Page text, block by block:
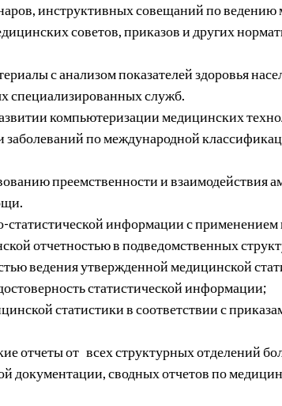
инструктивных совещаний по ведению
советов, приказов и других
с анализом показателей здоровья
специализированных служб.
компьютеризации медицинских
по международной
преемственности и взаимодействия
информации с применением
отчетностью в подведомственных
ведения утвержденной медицинской
статистической информации;
статистики в соответствии с
отчеты от всех структурных отделений
документации, сводных отчетов по